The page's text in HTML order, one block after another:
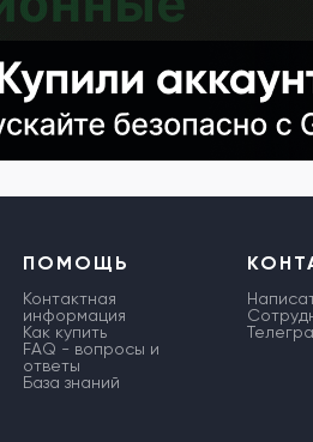
ПОМОЩЬ
Контактная
информация
Как купить
FAQ - вопросы и
ответы
База знаний